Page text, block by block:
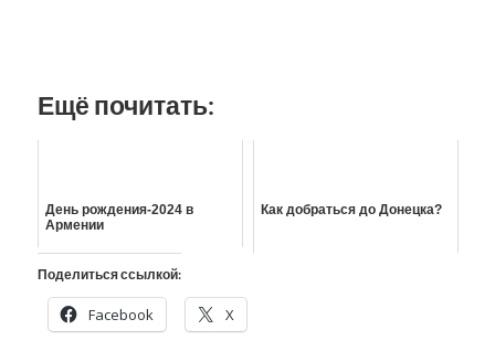
Ещё почитать:
День рождения-2024 в
Армении
Как добраться до Донецка?
Поделиться ссылкой:
Facebook X